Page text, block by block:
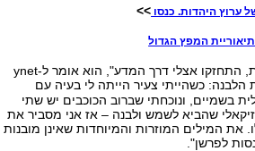
ערוץ היהדות. כנסו >>
המפץ הגדול
"הרבה דברים שני יודע היום ביהדות, התחזקו אצלי דרך המדע", הוא אומר ל-ynet
הלבנה: כשהייתי צעיר הייתה לי בעיה עם
בשמיים, ונוכחתי שברוב הכוכבים יש שתי
שהביא לשמש ולבנה – אז אני מסביר את
המילים המוזרות והמיוחדות שאינן מובנות
לפרשן".